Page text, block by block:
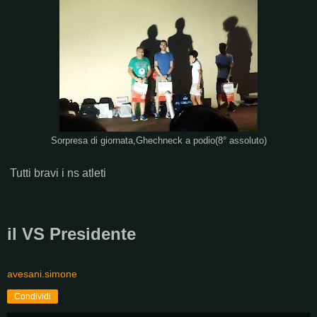
Sorpresa di giornata,Ghechneck a podio(8° assoluto)
Tutti bravi i ns atleti
il VS Presidente
avesani.simone
Condividi